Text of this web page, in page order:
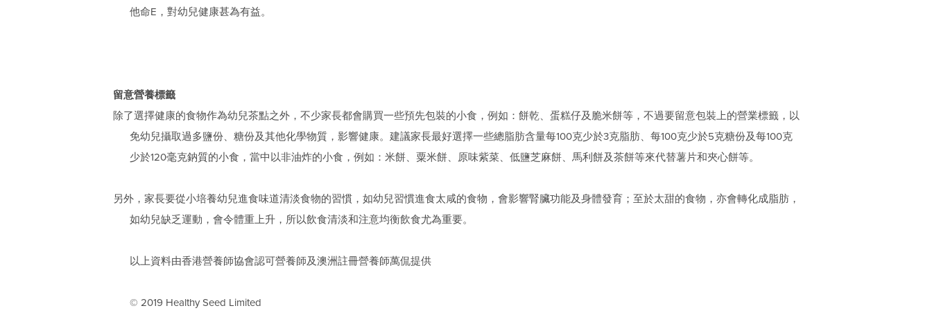
他命E，對幼兒健康甚為有益。
留意營養標籤
除了選擇健康的食物作為幼兒茶點之外，不少家長都會購買一些預先包裝的小食，例如：餅乾、蛋糕仔及脆米餅等，不過要留意包裝上的營業標籤，以
免幼兒攝取過多鹽份、糖份及其他化學物質，影響健康。建議家長最好選擇一些總脂肪含量每100克少於3克脂肪、每100克少於5克糖份及每100克
少於120毫克鈉質的小食，當中以非油炸的小食，例如：米餅、粟米餅、原味紫菜、低鹽芝麻餅、馬利餅及茶餅等來代替薯片和夾心餅等。
另外，家長要從小培養幼兒進食味道清淡食物的習慣，如幼兒習慣進食太咸的食物，會影響腎臟功能及身體發育；至於太甜的食物，亦會轉化成脂肪，
如幼兒缺乏運動，會令體重上升，所以飲食清淡和注意均衡飲食尤為重要。
以上資料由香港營養師協會認可營養師及澳洲註冊營養師萬侃提供
© 2019 Healthy Seed Limited